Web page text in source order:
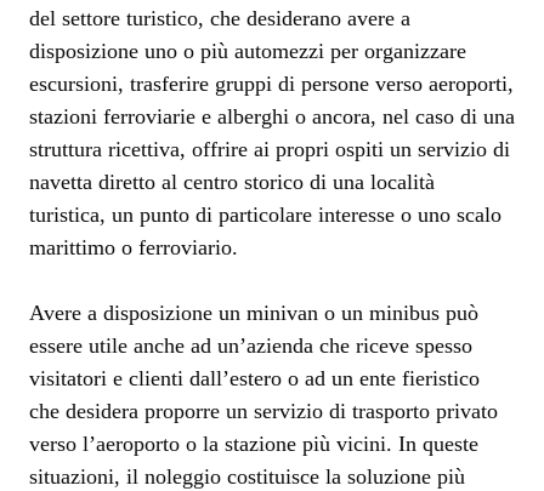
del settore turistico, che desiderano avere a
disposizione uno o più automezzi per organizzare
escursioni, trasferire gruppi di persone verso aeroporti,
stazioni ferroviarie e alberghi o ancora, nel caso di una
struttura ricettiva, offrire ai propri ospiti un servizio di
navetta diretto al centro storico di una località
turistica, un punto di particolare interesse o uno scalo
marittimo o ferroviario.
Avere a disposizione un minivan o un minibus può
essere utile anche ad un’azienda che riceve spesso
visitatori e clienti dall’estero o ad un ente fieristico
che desidera proporre un servizio di trasporto privato
verso l’aeroporto o la stazione più vicini. In queste
situazioni, il noleggio costituisce la soluzione più